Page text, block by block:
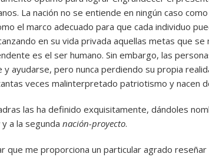
La nación no se entiende en ningún caso
el marco adecuado para que cada individuo
en su vida privada aquellas metas que se
es el ser humano. Sin embargo, las
y ayudarse, pero nunca perdiendo su propia
veces malinterpretado patriotismo y nacen
las ha definido exquisitamente, dándoles
y a la segunda nación-proyecto.
que me proporciona un particular agrado